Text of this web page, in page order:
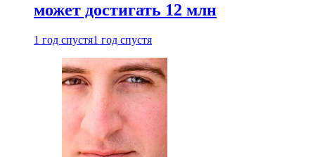
может достигать 12 млн
1 год спустя1 год спустя